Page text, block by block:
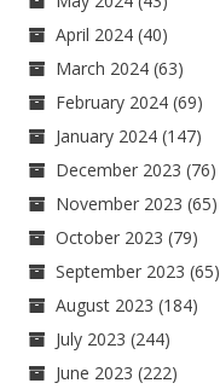
April 2024 (40)
March 2024 (63)
February 2024 (69)
January 2024 (147)
December 2023 (76)
November 2023 (65)
October 2023 (79)
September 2023 (65)
August 2023 (184)
July 2023 (244)
June 2023 (222)